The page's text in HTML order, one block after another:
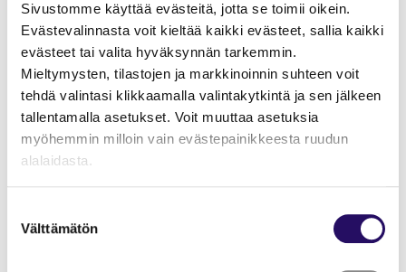
Sivustomme käyttää evästeitä, jotta se toimii oikein.
Evästevalinnasta voit kieltää kaikki evästeet, sallia kaikki
evästeet tai valita hyväksynnän tarkemmin.
Mieltymysten, tilastojen ja markkinoinnin suhteen voit
tehdä valintasi klikkaamalla valintakytkintä ja sen jälkeen
tallentamalla asetukset. Voit muuttaa asetuksia
myöhemmin milloin vain evästepainikkeesta ruudun
alalaidasta.
Lue lisää sivustostamme ja evästeistä
valinta
Välttämätön
Vartialan kenttä , Vartialankuja 1, 71150 Kuopio
Lue lisää tapahtumastaTämä linkki aukeaa uuteen välilehteen
Tervetuloa mukaan maksuttomaan jalkapallokouluun!
Jalkapallokoulu on avoin kaikille 5-12 -vuotiaille lapsille.
liikutaan, leikitään ja opetellaan jalkapallon perustaitoja
rennossa ja kannustavassa ilmapiirissä.